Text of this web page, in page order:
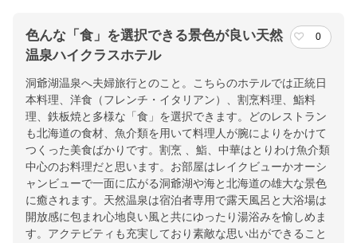
色んな「食」を選択できる景色が良い天然
温泉ハイクラスホテル
0
洞爺湖温泉へ夫婦旅行とのこと。こちらのホテルでは正統日
本料理、洋食（フレンチ・イタリアン）、割烹料理、鮨料
理、鉄板焼と多様な「食」を選択できます。どのレストラン
も北海道の食材、魚介類を用いて料理人が腕によりをかけて
つくった美食ばかりです。割烹 、鮨、中華はとりわけ魚介類
中心のお料理だと思います。お部屋はレイクビューかオーシ
ャンビューで一面に広がる洞爺湖や海と北海道の雄大な景色
に癒されます。天然温泉は宿泊者専用で露天風呂と大浴場は
開放感に包まれ心地良い風と共にゆったり湯浴みを愉しめま
す。アクテビティも充実しており素敵な思い出ができること